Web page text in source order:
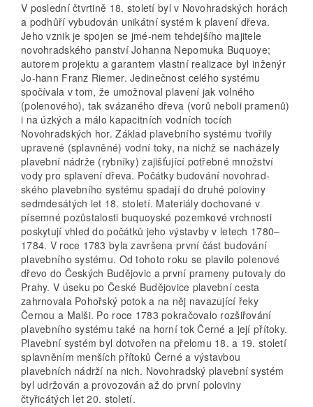
V poslední čtvrtině 18. století byl v Novohradských horách
a podhůří vybudován unikátní systém k plavení dřeva.
Jeho vznik je spojen se jmé-nem tehdejšího majitele
novohradského panství Johanna Nepomuka Buquoye;
autorem projektu a garantem vlastní realizace byl inženýr
Jo-hann Franz Riemer. Jedinečnost celého systému
spočívala v tom, že umožnoval plavení jak volného
(polenového), tak svázaného dřeva (vorů neboli pramenů)
i na úzkých a málo kapacitních vodních tocích
Novohradských hor. Základ plavebního systému tvořily
upravené (splavněné) vodní toky, na nichž se nacházely
plavební nádrže (rybníky) zajišťující potřebné množství
vody pro splavení dřeva. Počátky budování novohrad-
ského plavebního systému spadají do druhé poloviny
sedmdesátých let 18. století. Materiály dochované v
písemné pozůstalosti buquoyské pozemkové vrchnosti
poskytují vhled do počátků jeho výstavby v letech 1780–
1784. V roce 1783 byla završena první část budování
plavebního systému. Od tohoto roku se plavilo polenové
dřevo do Českých Budějovic a první prameny putovaly do
Prahy. V úseku po České Budějovice plavební cesta
zahrnovala Pohořský potok a na něj navazující řeky
Černou a Malši. Po roce 1783 pokračovalo rozšiřování
plavebního systému také na horní tok Černé a její přítoky.
Plavební systém byl dotvořen na přelomu 18. a 19. století
splavněním menších přítoků Černé a výstavbou
plavebních nádrží na nich. Novohradský plavební systém
byl udržován a provozován až do první poloviny
čtyřicátých let 20. století.